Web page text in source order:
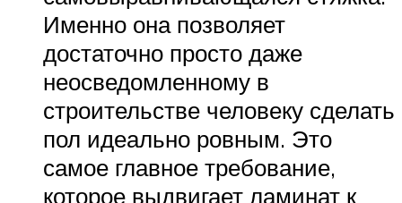
Именно она позволяет
достаточно просто даже
неосведомленному в
строительстве человеку сделать
пол идеально ровным. Это
самое главное требование,
которое выдвигает ламинат к